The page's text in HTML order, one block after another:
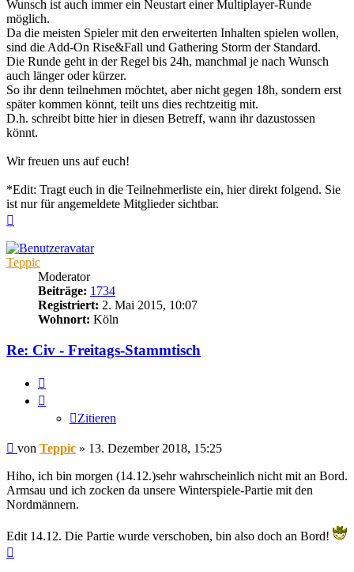
Wunsch ist auch immer ein Neustart einer Multiplayer-Runde
möglich.
Da die meisten Spieler mit den erweiterten Inhalten spielen wollen,
sind die Add-On Rise&Fall und Gathering Storm der Standard.
Die Runde geht in der Regel bis 24h, manchmal je nach Wunsch
auch länger oder kürzer.
So ihr denn teilnehmen möchtet, aber nicht gegen 18h, sondern erst
später kommen könnt, teilt uns dies rechtzeitig mit.
D.h. schreibt bitte hier in diesen Betreff, wann ihr dazustossen
könnt.
Wir freuen uns auf euch!
*Edit: Tragt euch in die Teilnehmerliste ein, hier direkt folgend. Sie
ist nur für angemeldete Mitglieder sichtbar.
Teppic
Moderator
Beiträge: 1734
Registriert: 2. Mai 2015, 10:07
Wohnort: Köln
Re: Civ - Freitags-Stammtisch
Zitieren
Beitrag
von Teppic » 13. Dezember 2018, 15:25
Hiho, ich bin morgen (14.12.)sehr wahrscheinlich nicht mit an Bord.
Armsau und ich zocken da unsere Winterspiele-Partie mit den
Nordmännern.
Edit 14.12. Die Partie wurde verschoben, bin also doch an Bord!